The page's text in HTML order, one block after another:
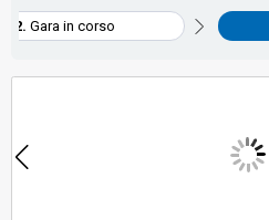
Gara in corso